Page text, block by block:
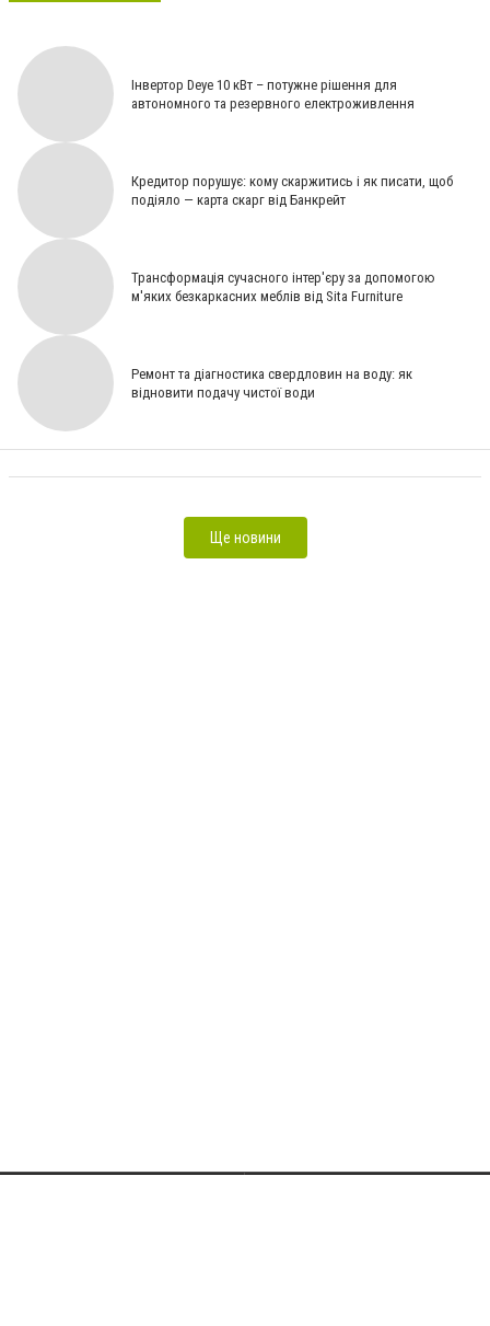
Інвертор Deye 10 кВт – потужне рішення для
автономного та резервного електроживлення
Кредитор порушує: кому скаржитись і як писати, щоб
подіяло — карта скарг від Банкрейт
Трансформація сучасного інтер'єру за допомогою
м'яких безкаркасних меблів від Sita Furniture
Ремонт та діагностика свердловин на воду: як
відновити подачу чистої води
Бра в спальню: как правильно подобрать освещение для отдыха и релаксации [Спонсорський
матеріал]
Ще новини